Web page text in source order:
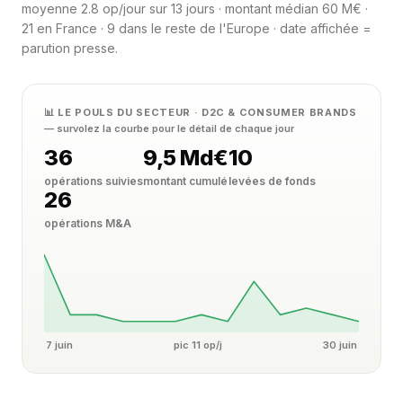
moyenne 2.8 op/jour sur 13 jours · montant médian 60 M€ ·
21 en France · 9 dans le reste de l'Europe · date affichée =
parution presse.
📊 LE POULS DU SECTEUR · D2C & CONSUMER BRANDS
— survolez la courbe pour le détail de chaque jour
36
opérations suivies
9,5 Md€
montant cumulé
10
levées de fonds
26
opérations M&A
7 juin pic 11 op/j 30 juin